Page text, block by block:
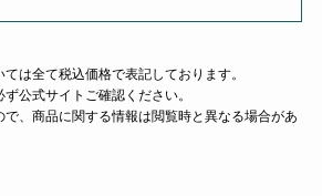
は全て税込価格で表記しております。
公式サイトご確認ください。
、商品に関する情報は閲覧時と異なる場合があ